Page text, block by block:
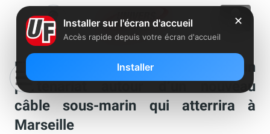
Fibre optique : Orange signe un
partenariat autour d’un nouveau
câble sous-marin qui atterrira à
Marseille
✕
Installer sur l'écran d'accueil
Accès rapide depuis votre écran d'accueil
Installer